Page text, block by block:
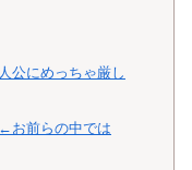
公にめっちゃ厳し
お前らの中では